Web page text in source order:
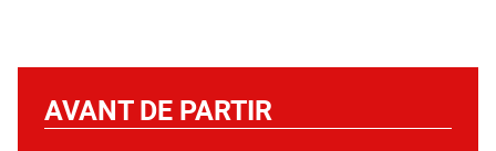
AVANT DE PARTIR